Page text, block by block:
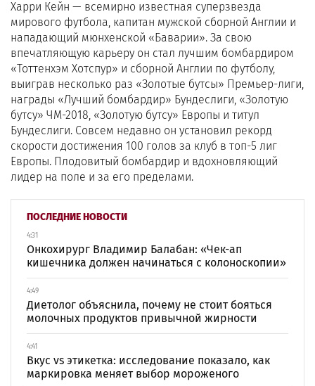
ПОСЛЕДНИЕ НОВОСТИ
4:31
Онкохирург Владимир Балабан: «Чек-ап
кишечника должен начинаться с колоноскопии»
4:49
Диетолог объяснила, почему не стоит бояться
молочных продуктов привычной жирности
4:41
Вкус vs этикетка: исследование показало, как
маркировка меняет выбор мороженого
Харри Кейн — всемирно известная суперзвезда
мирового футбола, капитан мужской сборной Англии и
нападающий мюнхенской «Баварии». За свою
впечатляющую карьеру он стал лучшим бомбардиром
«Тоттенхэм Хотспур» и сборной Англии по футболу,
выиграв несколько раз «Золотые бутсы» Премьер-лиги,
награды «Лучший бомбардир» Бундеслиги, «Золотую
бутсу» ЧМ-2018, «Золотую бутсу» Европы и титул
Бундеслиги. Совсем недавно он установил рекорд
скорости достижения 100 голов за клуб в топ-5 лиг
Европы. Плодовитый бомбардир и вдохновляющий
лидер на поле и за его пределами.